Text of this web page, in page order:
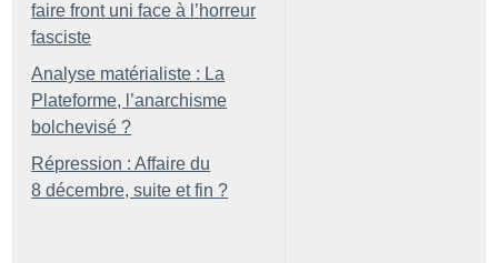
faire front uni face à l’horreur
fasciste
Analyse matérialiste : La
Plateforme, l’anarchisme
bolchevisé ?
Répression : Affaire du
8 décembre, suite et fin ?